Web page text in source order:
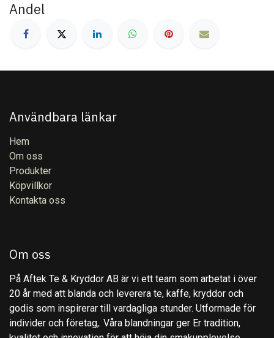
Andel
Användbara länkar
Hem
Om oss
Produkter
Köpvillkor
Kontakta oss
Om oss
På Aftek Te & Kryddor AB är vi ett team som arbetat i över
20 år med att blanda och leverera te, kaffe, kryddor och
godis som inspirerar till vardagliga stunder. Utformade för
individer och företag,. Våra blandningar ger Er tradition,